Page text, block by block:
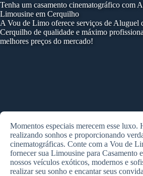
Tenha um casamento cinematográfico com
Limousine em Cerquilho
A Vou de Limo oferece serviços de Aluguel
Cerquilho de qualidade e máximo
melhores preços do mercado!
Momentos especiais merecem esse luxo.
realizando sonhos e proporcionando
cinematográficas. Conte com a Vou de
fornecer sua Limousine para Casamento
nossos veículos exóticos, modernos e
realizar seu sonho e encantar seus